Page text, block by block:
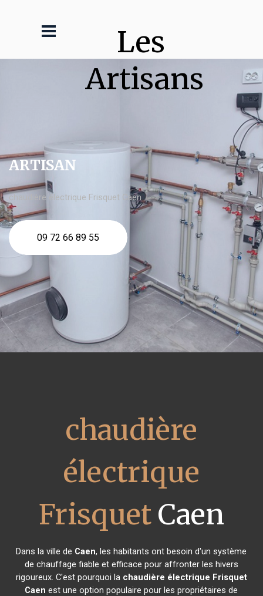
Les
Artisans
ARTISAN
chaudière électrique Frisquet Caen
09 72 66 89 55
chaudière
électrique
FrisquetCaen
Dans la ville de Caen, les habitants ont besoin d'un système
de chauffage fiable et efficace pour affronter les hivers
rigoureux. C'est pourquoi la chaudière électrique Frisquet
Caen est une option populaire pour les propriétaires de